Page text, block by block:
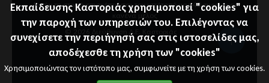
Αυτήν τη στιγμή επισκέπτονται τον ιστότοπό μας 40 guests και
κανένα μέλος
Εκπαίδευσης Καστοριάς χρησιμοποιεί "cookies" για
την παροχή των υπηρεσιών του. Επιλέγοντας να
συνεχίσετε την περιήγησή σας στις ιστοσελίδες μας,
αποδέχεσθε τη χρήση των "cookies"
Χρησιμοποιώντας τον ιστότοπο μας, συμφωνείτε με τη χρήση των cookies.
"Επιστ
ροφή
© 2026 Διεύθυνση Δ.Ε. Καστοριάς